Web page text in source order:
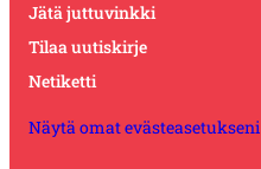
Jätä juttuvinkki
Tilaa uutiskirje
Netiketti
Näytä omat evästeasetukseni